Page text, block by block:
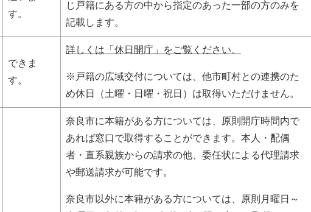
す。
じ戸籍にある方の中から指定のあった一部の方のみを
記載します。
できま
す。
詳しくは「休日開庁」をご覧ください。
※戸籍の広域交付については、他市町村との連携のた
め休日（土曜・日曜・祝日）は取得いただけません。
奈良市に本籍がある方については、原則開庁時間内で
あれば窓口で取得することができます。本人・配偶
者・直系親族からの請求の他、委任状による代理請求
や郵送請求が可能です。
奈良市以外に本籍がある方については、原則月曜日～